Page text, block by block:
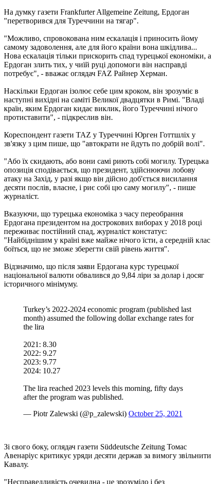
На думку газети Frankfurter Allgemeine Zeitung, Ердоган
"перетворився для Туреччини на тягар".
"Можливо, спровокована ним ескалація і приносить йому
самому задоволення, але для його країни вона шкідлива...
Нова ескалація тільки прискорить спад турецької економіки, а
Ердоган злить тих, у чиїй руці допомоги він насправді
потребує", - вважає оглядач FAZ Райнер Херман.
Наскільки Ердоган ізолює себе цим кроком, він зрозуміє в
наступні вихідні на саміті Великої двадцятки в Римі. "Владі
країн, яким Ердоган кидає виклик, його Туреччині нічого
протиставити", - підкреслив він.
Кореспондент газети TAZ у Туреччині Юрген Готтшліх у
зв'язку з цим пише, що "автократи не йдуть по добрій волі".
"Або їх скидають, або вони самі риють собі могилу. Турецька
опозиція сподівається, що президент, здійснюючи лобову
атаку на Захід, у разі якщо він дійсно доб'ється висилання
десяти послів, власне, і риє собі цю саму могилу", - пише
журналіст.
Вказуючи, що турецька економіка з часу переобрання
Ердогана президентом на дострокових виборах у 2018 році
переживає постійний спад, журналіст констатує:
"Найбіднішим у країні вже майже нічого їсти, а середній клас
боїться, що не зможе зберегти свій рівень життя".
Відзначимо, що після заяви Ердогана курс турецької
національної валюти обвалився до 9,84 ліри за долар і досяг
історичного мінімуму.
Turkey’s 2022-2024 economic program (published last
month) assumed the following dollar exchange rates for
the lira
2021: 8.30
2022: 9.27
2023: 9.77
2024: 10.27
The lira reached 2023 levels this morning, fifty days
after the program was published.
— Piotr Zalewski (@p_zalewski) October 25, 2021
Зі свого боку, оглядач газети Süddeutsche Zeitung Томас
Авенаріус критикує уряди десяти держав за вимогу звільнити
Кавалу.
"Несправедливість очевидна - це зрозуміло і без